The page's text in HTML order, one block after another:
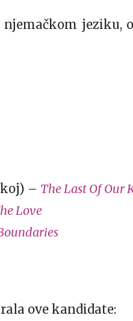
jeziku,
– The Last Of Our
Love
ove kandidate: